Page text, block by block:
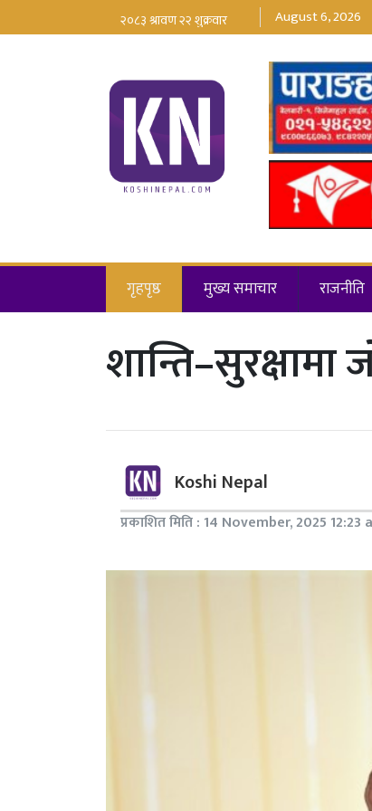
August 6, 2026
गृहपृष्ठ मुख्य समाचार राजनीति
शान्ति–सुरक्षामा
Koshi Nepal
प्रकाशित मिति : 14 November, 2025 12:23